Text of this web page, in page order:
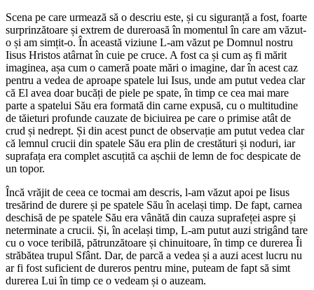
Scena pe care urmează să o descriu este, și cu siguranță a fost, foarte
surprinzătoare și extrem de dureroasă în momentul în care am văzut-
o și am simțit-o. În această viziune L-am văzut pe Domnul nostru
Iisus Hristos atârnat în cuie pe cruce. A fost ca și cum aș fi mărit
imaginea, așa cum o cameră poate mări o imagine, dar în acest caz
pentru a vedea de aproape spatele lui Isus, unde am putut vedea clar
că El avea doar bucăți de piele pe spate, în timp ce cea mai mare
parte a spatelui Său era formată din carne expusă, cu o multitudine
de tăieturi profunde cauzate de biciuirea pe care o primise atât de
crud și nedrept. Și din acest punct de observație am putut vedea clar
că lemnul crucii din spatele Său era plin de crestături și noduri, iar
suprafața era complet ascuțită ca așchii de lemn de foc despicate de
un topor.
Încă vrăjit de ceea ce tocmai am descris, l-am văzut apoi pe Iisus
tresărind de durere și pe spatele Său în același timp. De fapt, carnea
deschisă de pe spatele Său era vânătă din cauza suprafeței aspre și
neterminate a crucii. Și, în același timp, L-am putut auzi strigând tare
cu o voce teribilă, pătrunzătoare și chinuitoare, în timp ce durerea Îi
străbătea trupul Sfânt. Dar, de parcă a vedea și a auzi acest lucru nu
ar fi fost suficient de dureros pentru mine, puteam de fapt să simt
durerea Lui în timp ce o vedeam și o auzeam.